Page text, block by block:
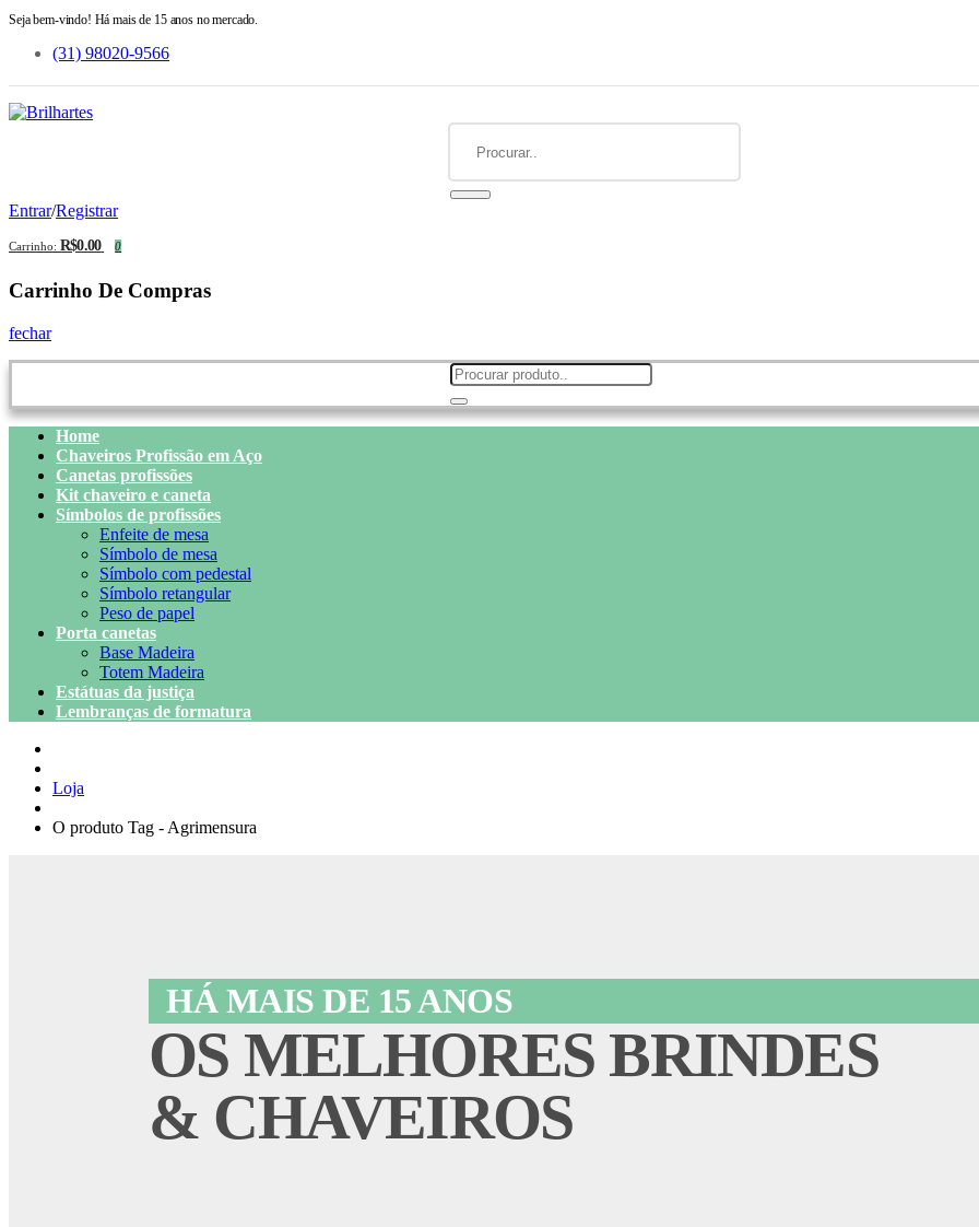
Seja bem-vindo! Há mais de 15 anos no mercado.
(31) 98020-9566
Entrar/Registrar
Carrinho: R$0.00 0
Carrinho De Compras
fechar
Home
Chaveiros Profissão em Aço
Canetas profissões
Kit chaveiro e caneta
Símbolos de profissões
Enfeite de mesa
Símbolo de mesa
Símbolo com pedestal
Símbolo retangular
Peso de papel
Porta canetas
Base Madeira
Totem Madeira
Estátuas da justiça
Lembranças de formatura
Loja
O produto Tag - Agrimensura
HÁ MAIS DE 15 ANOS
OS MELHORES BRINDES
& CHAVEIROS